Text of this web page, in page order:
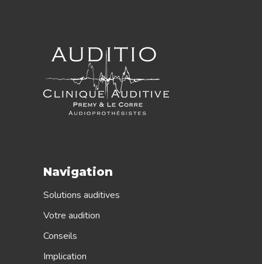
Navigation
Solutions auditives
Votre audition
Conseils
Implication